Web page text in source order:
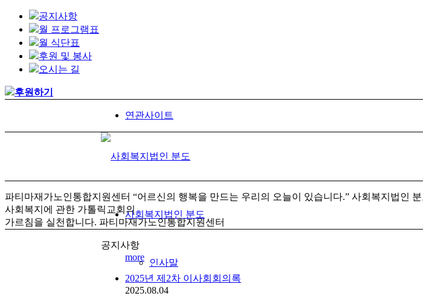
공지사항
월 프로그램표
월 식단표
후원 및 봉사
오시는 길
후원하기
연관사이트
사회복지법인 분도
인사말
파티마재가노인통합지원센터 “어르신의 행복을 만드는 우리의 오늘이 있습니다.” 사회복지법인 분
사회복지에 관한 가톨릭교회의
가르침을 실천합니다. 파티마재가노인통합지원센터
공지사항
more
2025년 제2차 이사회회의록
2025.08.04